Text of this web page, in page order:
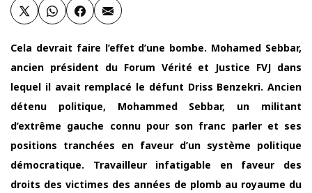
Cela devrait faire l’effet d’une bombe. Mohamed Sebbar,
ancien président du Forum Vérité et Justice FVJ dans
lequel il avait remplacé le défunt Driss Benzekri. Ancien
détenu politique, Mohammed Sebbar, un militant
d’extrême gauche connu pour son franc parler et ses
positions tranchées en faveur d’un système politique
démocratique. Travailleur infatigable en faveur des
droits des victimes des années de plomb au royaume du